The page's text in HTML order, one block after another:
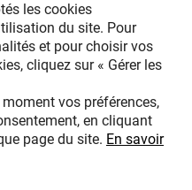
de
les cookies
du site. Pour
et pour choisir vos
cliquez sur « Gérer les
vos préférences,
en cliquant
page du site. En savoir